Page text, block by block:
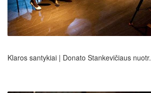
Klaros santykiai | Donato Stankevičiaus nuotr.